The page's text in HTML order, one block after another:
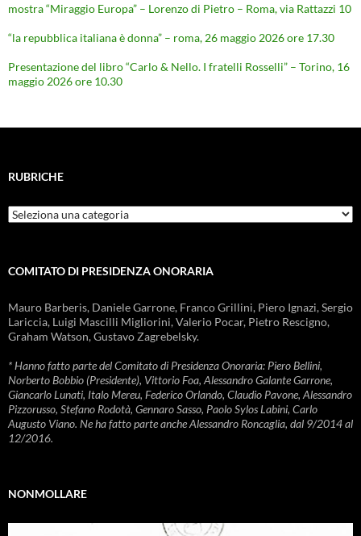
mostra “Miraggio Europa” – Lorenzo di Pietro – Roma, via Rattazzi 10
“la repubblica italiana è donna” – roma, 26 maggio 2026 ore 17.30
Presentazione del libro “Carlo & Nello. I fratelli Rosselli” – Torino, 16
maggio 2026 ore 10.30
RUBRICHE
Rubriche
COMITATO DI PRESIDENZA ONORARIA
Mauro Barberis, Daniele Garrone, Franco Grillini, Piero Ignazi, Sergio
Lariccia, Luigi Mascilli Migliorini, Valerio Pocar, Pietro Rescigno,
Graham Watson, Gustavo Zagrebelsky.
* Hanno fatto parte del Comitato di Presidenza Onoraria: Piero Bellini,
Norberto Bobbio (Presidente), Vittorio Foa, Alessandro Galante Garrone,
Giancarlo Lunati, Italo Mereu, Federico Orlando, Claudio Pavone, Alessandro
Pizzorusso, Stefano Rodotà, Gennaro Sasso, Paolo Sylos Labini, Carlo
Augusto Viano. Ne ha fatto parte anche Alessandro Roncaglia, dal 9/2014 al
12/2016.
NONMOLLARE